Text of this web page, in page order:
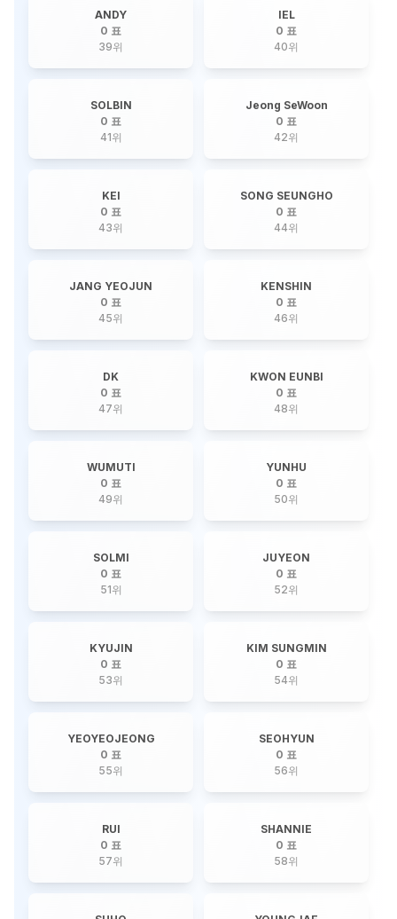
ANDY
0 표
39위
IEL
0 표
40위
SOLBIN
0 표
41위
Jeong SeWoon
0 표
42위
KEI
0 표
43위
SONG SEUNGHO
0 표
44위
JANG YEOJUN
0 표
45위
KENSHIN
0 표
46위
DK
0 표
47위
KWON EUNBI
0 표
48위
WUMUTI
0 표
49위
YUNHU
0 표
50위
SOLMI
0 표
51위
JUYEON
0 표
52위
KYUJIN
0 표
53위
KIM SUNGMIN
0 표
54위
YEOYEOJEONG
0 표
55위
SEOHYUN
0 표
56위
RUI
0 표
57위
SHANNIE
0 표
58위